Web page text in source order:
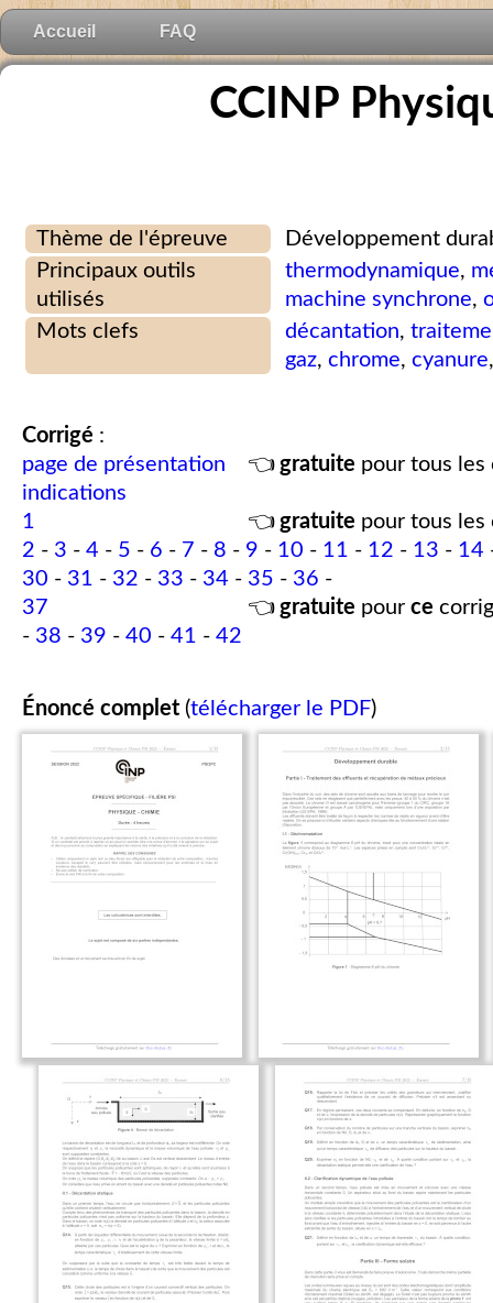
Accueil FAQ
CCINP
Thème de l'épreuve
Développement
Principaux outils
utilisés
thermodynamique,
machine synchrone,
Mots clefs
décantation,
gaz,chrome,cyanure
Corrigé :
page de présentation
👈 gratuite pour tous les
indications
1
👈 gratuite pour tous les
2 - 3 - 4 - 5 - 6 - 7 - 8 - 9 - 10 - 11 - 12 - 13 - 14
30 - 31 - 32 - 33 - 34 - 35 - 36 -
37
👈 gratuite pour ce
- 38 - 39 - 40 - 41 - 42
Énoncé complet (télécharger le PDF)